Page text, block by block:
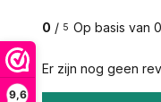
9,6
0 / 5 Op basis van
Er zijn nog geen